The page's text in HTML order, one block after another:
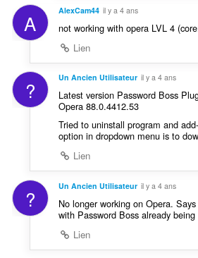
A AlexCam44 il y a 4 ans
not working with opera LVL 4
Lien
? Un Ancien Utilisateur il y a 4 ans
Latest version Password Boss
Opera 88.0.4412.53
Tried to uninstall program and
option in dropdown menu is to
Lien
? Un Ancien Utilisateur il y a 4 ans
No longer working on Opera.
with Password Boss already
Lien